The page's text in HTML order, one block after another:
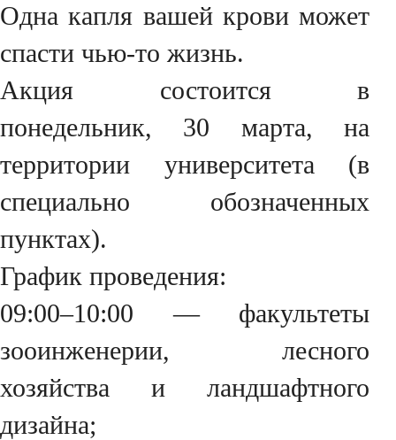
Одна капля вашей крови может
спасти чью-то жизнь.
Акция состоится в
понедельник, 30 марта, на
территории университета (в
специально обозначенных
пунктах).
График проведения:
09:00–10:00 — факультеты
зооинженерии, лесного
хозяйства и ландшафтного
дизайна;